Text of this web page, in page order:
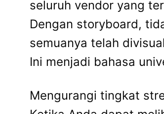
seluruh vendor yang
Dengan storyboard,
semuanya telah
Ini menjadi bahasa
Mengurangi tingkat